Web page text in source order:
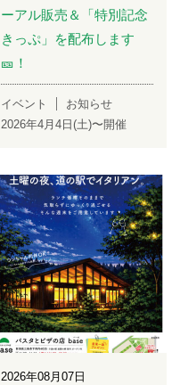
ーアル販売＆「特別記念
きっぷ」を配布します
🎫！
イベント
お知らせ
2026年4月4日(土)〜開催
2026年08月07日